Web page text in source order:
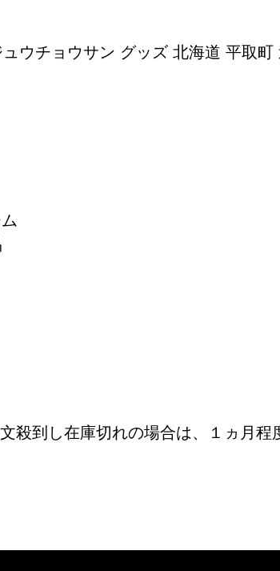
ウチョウサン グッズ 北海道 平取町
殺到し在庫切れの場合は、１ヵ月